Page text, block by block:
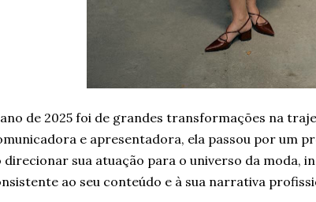
de 2025 foi de grandes transformações na
e apresentadora, ela passou por um
direcionar sua atuação para o universo da moda,
ao seu conteúdo e à sua narrativa